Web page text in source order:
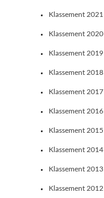
Klassement 2021
Klassement 2020
Klassement 2019
Klassement 2018
Klassement 2017
Klassement 2016
Klassement 2015
Klassement 2014
Klassement 2013
Klassement 2012